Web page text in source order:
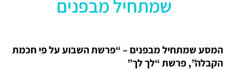
שמתחיל מבפנים
המסע שמתחיל מבפנים – “פרשת השבוע על פי חכמת
הקבלה”, פרשת “לך לך”